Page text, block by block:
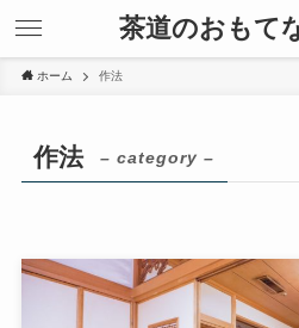
茶道のおもて
ホーム 作法
作法 – category –